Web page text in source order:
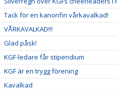
Tack för en kanonfin vårkavalkad!
VÅRKAVALKAD!!!
Glad påsk!
KGF-ledare får stipendium
KGF är en trygg förening
Kavalkad